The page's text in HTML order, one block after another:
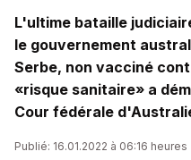
L'ultime bataille
le gouvernement
Serbe, non vacciné
«risque sanitaire» a
Cour fédérale
Publié: 16.01.2022 à 06:16 heures